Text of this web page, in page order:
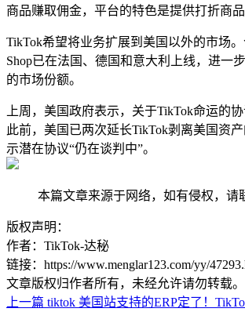
商品赚取佣金，平台的特色是提供打折商品
TikTok希望将业务扩展到美国以外的市场
Shop已在法国、德国和意大利上线，进一
的市场份额。
上周，美国政府表示，关于TikTok命运的协
此前，美国已两次延长TikTok剥离美国资
示潜在协议“仍在谈判中”。
本篇文章来源于网络，如有侵权，请
版权声明：
作者：TikTok-达秘
链接：https://www.menglar123.com/yy/
文章版权归作者所有，未经允许请勿转载。
上一篇 tiktok 美国站支持的ERP定了！